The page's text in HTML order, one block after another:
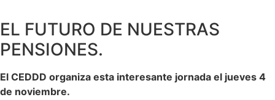
EL FUTURO DE NUESTRAS
PENSIONES.
El CEDDD organiza esta interesante jornada el jueves 4
de noviembre.